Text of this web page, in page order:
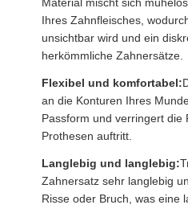
Ihres Zahnfleisches,
unsichtbar wird und ein
herkömmliche Zahnersätze.
Flexibel und komfortabel:
an die Konturen Ihres
Passform und verringert die
Prothesen auftritt.
Langlebig und langlebig:
Zahnersatz sehr langlebig
Risse oder Bruch, was eine